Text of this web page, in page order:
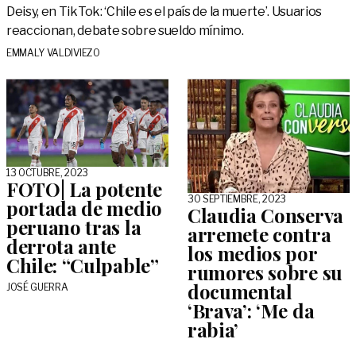
Deisy, en TikTok: ‘Chile es el país de la muerte’. Usuarios
reaccionan, debate sobre sueldo mínimo.
EMMALY VALDIVIEZO
13 OCTUBRE, 2023
FOTO| La potente
portada de medio
peruano tras la
derrota ante
Chile: “Culpable”
JOSÉ GUERRA
30 SEPTIEMBRE, 2023
Claudia Conserva
arremete contra
los medios por
rumores sobre su
documental
‘Brava’: ‘Me da
rabia’